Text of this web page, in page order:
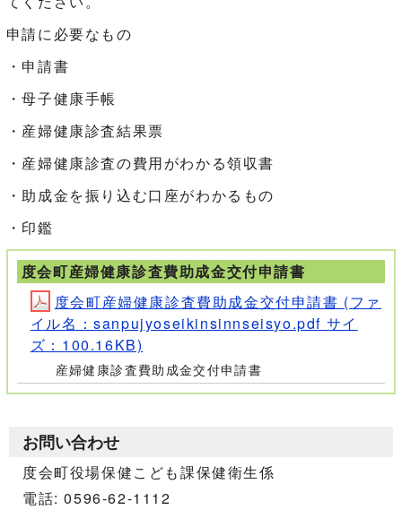
申請に必要なもの
・申請書
・母子健康手帳
・産婦健康診査結果票
・産婦健康診査の費用がわかる領収書
・助成金を振り込む口座がわかるもの
・印鑑
度会町産婦健康診査費助成金交付申請書
度会町産婦健康診査費助成金交付申請書 (ファ
イル名：sanpujyoseikinsinnseisyo.pdf サイ
ズ：100.16KB)
産婦健康診査費助成金交付申請書
お問い合わせ
度会町役場保健こども課保健衛生係
電話: 0596-62-1112